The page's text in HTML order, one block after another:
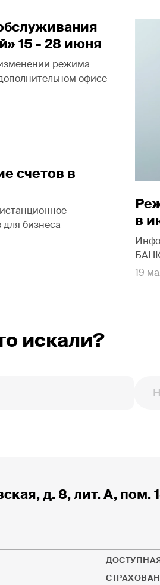
15 - 28 июня
режима
офисе
в
19
счетов в
бизнеса
искали?
д. 8, лит. А, пом.